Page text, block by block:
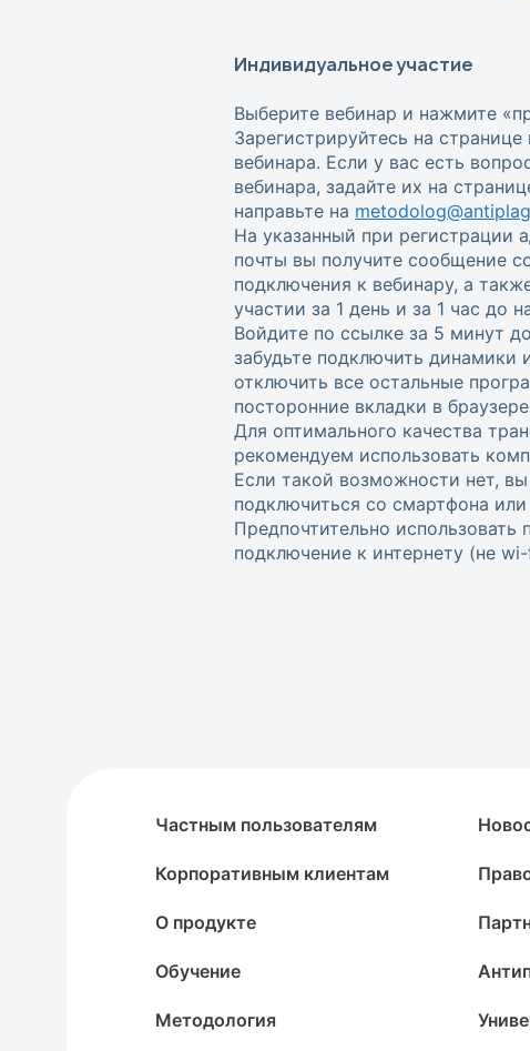
Индивидуальное участие
Выберите вебинар и нажмите
Зарегистрируйтесь на странице
вебинара. Если у вас есть
вебинара, задайте их на
направьте на
На указанный при регистрации
почты вы получите сообщение
подключения к вебинару, а
участии за 1 день и за 1 час до
Войдите по ссылке за 5 минут
забудьте подключить динамики
отключить все остальные
посторонние вкладки в
Для оптимального качества
рекомендуем использовать
Если такой возможности нет,
подключиться со смартфона
Предпочтительно использовать
подключение к интернету (не
Частным пользователям
Корпоративным клиентам
О продукте
Обучение
Методология